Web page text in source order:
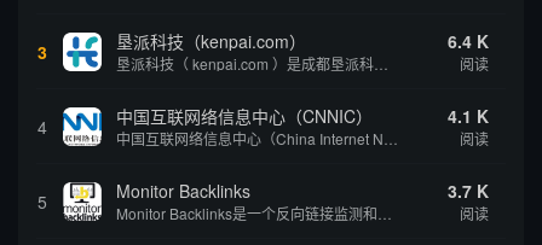
3 垦派科技（kenpai.com） 6.4 K
阅读
4 中国互联网络信息中心（CNNIC） 4.1 K
阅读
5 Monitor Backlinks 3.7 K
阅读